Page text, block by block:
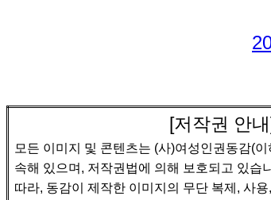
[저작권 안내
모든 이미지 및 콘텐츠는 (사)여성인권동감(이
속해 있으며 , 저작권법에 의해 보호되고 있습
따라, 동감이 제작한 이미지의 무단 복제 , 사용,